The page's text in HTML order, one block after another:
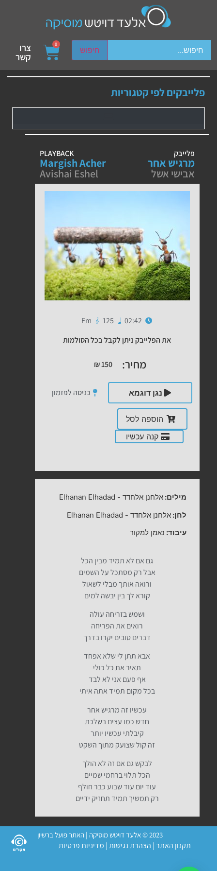
חיפוש
device users, explore by touch or with swipe gestures.
0 צרו
קשר
פלייבקים לפי קטגוריות
פלייבק
מרגיש אחר
אבישי אשל
PLAYBACK
Margish Acher
Avishai Eshel
02:42
125
Em
את הפלייבק ניתן לקבל בכל הסולמות
מחיר: ₪150
נגן דוגמא כניסה לפזמון
הוספה לסל
קנה עכשיו
מילים:אלחנן אלחדד -
Elhanan Elhadad
לחן:אלחנן אלחדד -
Elhanan Elhadad
עיבוד: נאמן למקור
גם אם לא תמיד מבין הכל
אבל רק מסתכל על השמים
ורואה אותך מבלי לשאול
קורא לך בין יבשה למים
ושמש בזריחה עולה
רואים את הפריחה
דברים טובים יקרו בדרך
אבא תתן לי שלא אפחד
תאיר את כל כולי
אף פעם אני לא לבד
בכל מקום תמיד אתה איתי
עכשיו זה מרגיש אחר
חדש כמו עצים בשלכת
קיבלתי עכשיו יותר
זה קול שצועק מתוך השקט
לבקש גם אם זה לא הולך
הכל תלוי ברחמי שמיים
עוד יום עוד שבוע כבר חולף
רק תמשיך תמיד תחזיק ידיים
2023 © אלעד דויטש מוסיקה | האתר פועל ברשיון
תקנון האתר| הצהרת נגישות| מדיניות פרטיות